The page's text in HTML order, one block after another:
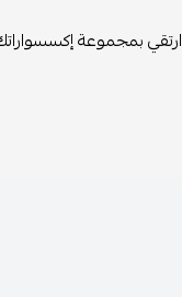
ارتقي بمجموعة